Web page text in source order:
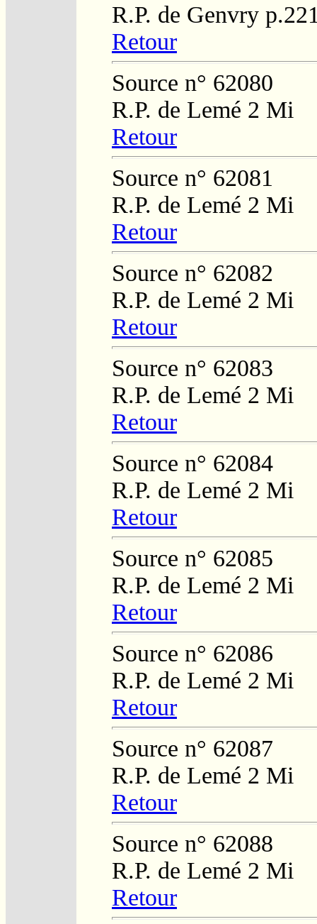
R.P. de Genvry
Retour
Source n° 62080
R.P. de Lemé 2 Mi
Retour
Source n° 62081
R.P. de Lemé 2 Mi
Retour
Source n° 62082
R.P. de Lemé 2 Mi
Retour
Source n° 62083
R.P. de Lemé 2 Mi
Retour
Source n° 62084
R.P. de Lemé 2 Mi
Retour
Source n° 62085
R.P. de Lemé 2 Mi
Retour
Source n° 62086
R.P. de Lemé 2 Mi
Retour
Source n° 62087
R.P. de Lemé 2 Mi
Retour
Source n° 62088
R.P. de Lemé 2 Mi
Retour